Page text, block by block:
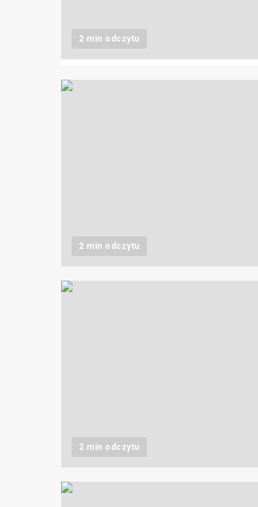
2 min odczytu
2 min odczytu
2 min odczytu